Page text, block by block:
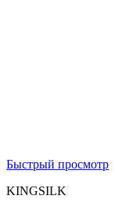
Быстрый просмотр
KINGSILK